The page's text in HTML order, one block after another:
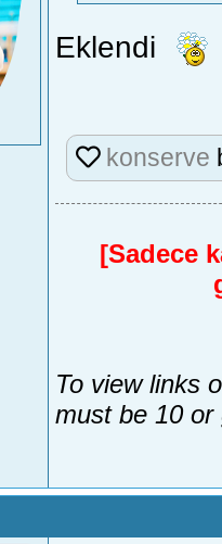
Eklendi
konserve
[Sadece
To view links
must be 10 or